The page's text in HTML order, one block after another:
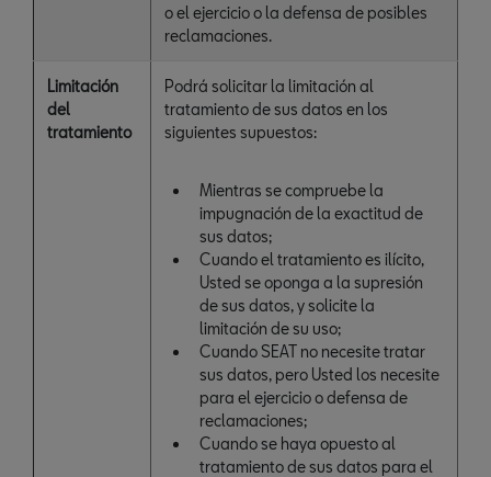
o el ejercicio o la defensa de posibles
reclamaciones.
Limitación
del
tratamiento
Podrá solicitar la limitación al
tratamiento de sus datos en los
siguientes supuestos:
Mientras se compruebe la
impugnación de la exactitud de
sus datos;
Cuando el tratamiento es ilícito,
Usted se oponga a la supresión
de sus datos, y solicite la
limitación de su uso;
Cuando SEAT no necesite tratar
sus datos, pero Usted los necesite
para el ejercicio o defensa de
reclamaciones;
Cuando se haya opuesto al
tratamiento de sus datos para el